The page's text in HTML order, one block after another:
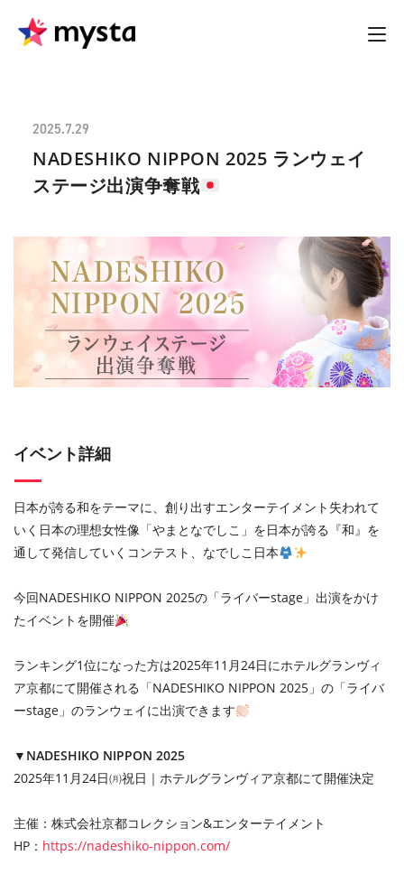
2025.7.29
NADESHIKO NIPPON 2025 ランウェイ
ステージ出演争奪戦
イベント詳細
日本が誇る和をテーマに、創り出すエンターテイメント失われて
いく日本の理想女性像「やまとなでしこ」を日本が誇る『和』を
通して発信していくコンテスト、なでしこ日本
今回NADESHIKO NIPPON 2025の「ライバーstage」出演をかけ
たイベントを開催
ランキング1位になった方は2025年11月24日にホテルグランヴィ
ア京都にて開催される「NADESHIKO NIPPON 2025」の「ライバ
ーstage」のランウェイに出演できます
▼NADESHIKO NIPPON 2025
2025年11月24日㈪祝日｜ホテルグランヴィア京都にて開催決定
主催：株式会社京都コレクション&エンターテイメント
HP： https://nadeshiko-nippon.com/